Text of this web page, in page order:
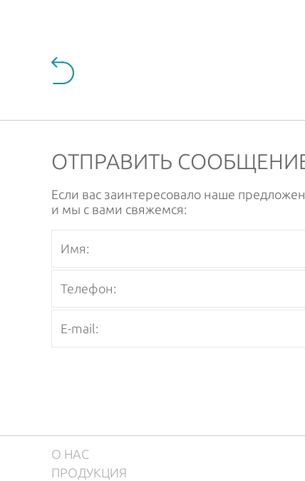
ОТПРАВИТЬ
Если вас заинтересовало наше
и мы с вами свяжемся:
О НАС
ПРОДУКЦИЯ